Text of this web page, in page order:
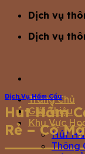
Dịch vụ
Dịch vụ
Trang Chủ
Giới Thiệu
Khu Vực
Hút
Thông
Dịch Vụ Hầm Cầu
Hút Hầm
Rẻ – Có